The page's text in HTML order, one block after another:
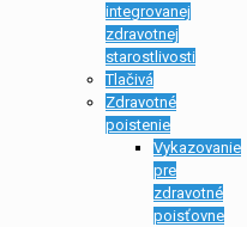
integrovanej
zdravotnej
starostlivosti
Tlačivá
Zdravotné
poistenie
Vykazovanie
pre
zdravotné
poisťovne